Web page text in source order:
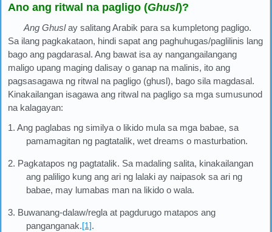
Ano ang ritwal na pagligo (Ghusl)?
Ang Ghuslay salitang Arabik para sa kumpletong pagligo.
Sa ilang pagkakataon, hindi sapat ang paghuhugas/paglilinis lang
bago ang pagdarasal. Ang bawat isa ay nangangailangang
maligo upang maging dalisay o ganap na malinis, ito ang
pagsasagawa ng ritwal na pagligo (ghusl), bago sila magdasal.
Kinakailangan isagawa ang ritwal na pagligo sa mga sumusunod
na kalagayan:
1. Ang paglabas ng similya o likido mula sa mga babae, sa
pamamagitan ng pagtatalik, wet dreams o masturbation.
2. Pagkatapos ng pagtatalik. Sa madaling salita, kinakailangan
ang paliligo kung ang ari ng lalaki ay naipasok sa ari ng
babae, may lumabas man na likido o wala.
3. Buwanang-dalaw/regla at pagdurugo matapos ang
panganganak.[1].